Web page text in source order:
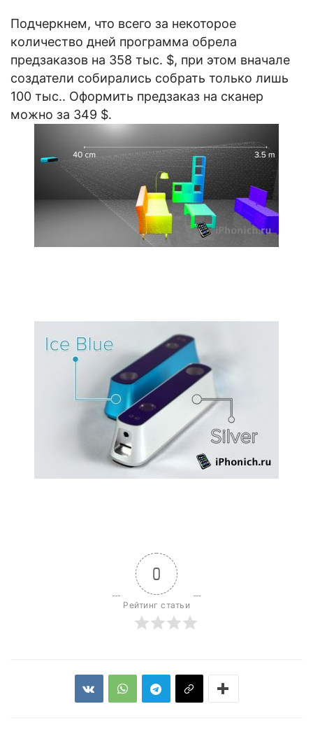
Подчеркнем, что всего за некоторое
количество дней программа обрела
предзаказов на 358 тыс. $, при этом вначале
создатели собирались собрать только лишь
100 тыс.. Оформить предзаказ на сканер
можно за 349 $.
0
Рейтинг статьи